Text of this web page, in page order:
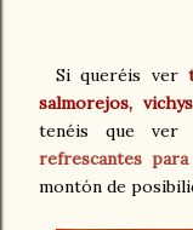
Si queréis ver
salmorejos,
tenéis que ver
refrescantes
montón de